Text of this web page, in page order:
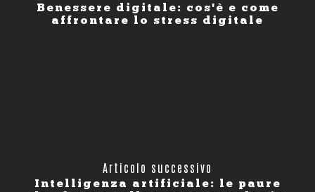
Benessere digitale: cos'è e come
affrontare lo stress digitale
Articolo successivo
Intelligenza artificiale: le paure